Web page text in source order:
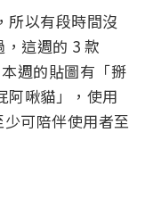
所以有段時間沒
這週的 3 款
週的貼圖有「掰
阿啾貓」，使用
可陪伴使用者至